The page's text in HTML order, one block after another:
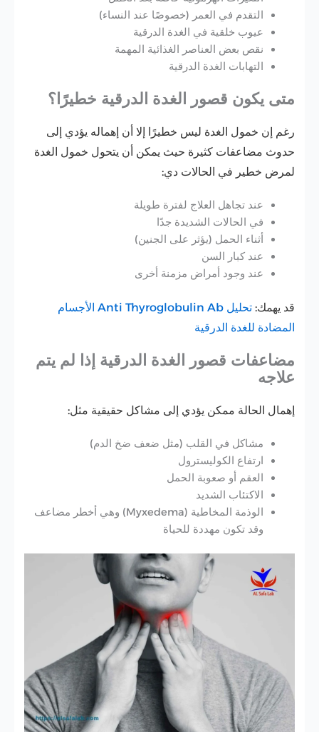
التقدم في العمر (خصوصًا عند النساء)
عيوب خلقية في الغدة الدرقية
نقص بعض العناصر الغذائية المهمة
التهابات الغدة الدرقية
متى يكون قصور الغدة الدرقية خطيرًا؟
رغم إن خمول الغدة ليس خطيرًا إلا أن إهماله يؤدي إلى
حدوث مضاعفات كثيرة حيث يمكن أن يتحول خمول الغدة
لمرض خطير في الحالات دي:
عند تجاهل العلاج لفترة طويلة
في الحالات الشديدة جدًا
أثناء الحمل (يؤثر على الجنين)
عند كبار السن
عند وجود أمراض مزمنة أخرى
قد يهمك:
تحليل Anti Thyroglobulin Ab الأجسام
المضادة للغدة الدرقية
مضاعفات قصور الغدة الدرقية إذا لم يتم
علاجه
إهمال الحالة ممكن يؤدي إلى مشاكل حقيقية مثل:
مشاكل في القلب (مثل ضعف ضخ الدم)
ارتفاع الكوليسترول
العقم أو صعوبة الحمل
الاكتئاب الشديد
الوذمة المخاطية (Myxedema) وهي أخطر مضاعف
وقد تكون مهددة للحياة